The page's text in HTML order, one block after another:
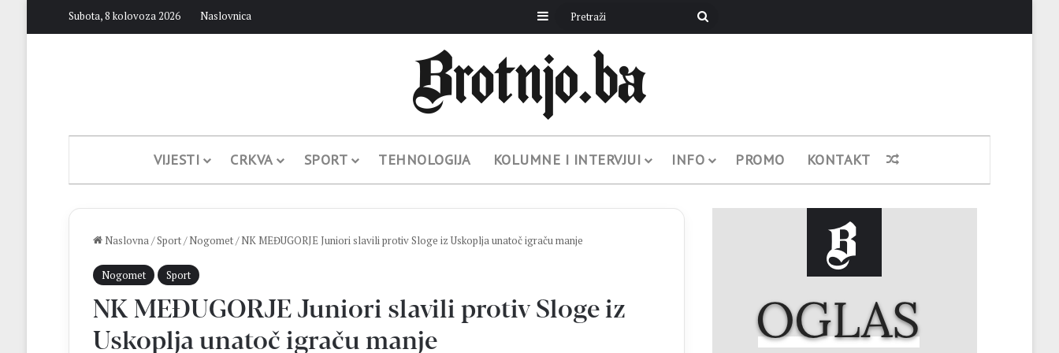
Subota, 8 kolovoza 2026 Naslovnica Sidebar Pretraži
VIJESTI CRKVA SPORT TEHNOLOGIJA KOLUMNE I INTERVJUI INFO PROMO KONTAKT Nasumični članak
Naslovna/Sport/ Nogomet/ NK MEĐUGORJE Juniori slavili protiv Sloge iz Uskoplja unatoč igraču manje
Nogomet Sport
NK MEĐUGORJE Juniori slavili protiv Sloge iz
Uskoplja unatoč igraču manje